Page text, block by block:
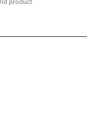
Cursos en Soria